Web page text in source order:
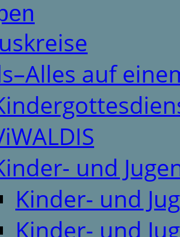
auf
und
Kinder- und
Kinder- und